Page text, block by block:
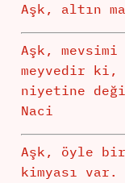
Aşk, altın
Aşk,
meyvedir
niyetine
Naci
Aşk, öyle
kimyası